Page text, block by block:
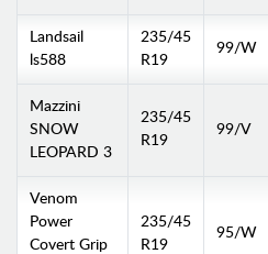
Landsail
ls588
235/45
R19
99/W
Mazzini
SNOW
LEOPARD 3
235/45
R19
99/V
Venom
Power
Covert Grip
235/45
R19
95/W